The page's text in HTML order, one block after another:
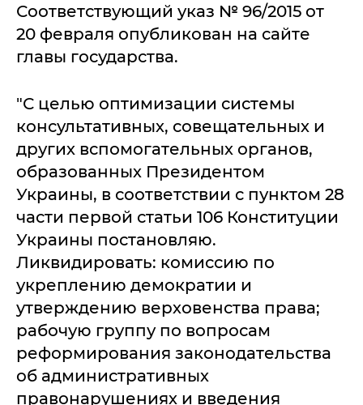
Соответствующий указ № 96/2015 от
20 февраля опубликован на сайте
главы государства.
"С целью оптимизации системы
консультативных, совещательных и
других вспомогательных органов,
образованных Президентом
Украины, в соответствии с пунктом 28
части первой статьи 106 Конституции
Украины постановляю.
Ликвидировать: комиссию по
укреплению демократии и
утверждению верховенства права;
рабочую группу по вопросам
реформирования законодательства
об административных
правонарушениях и введения